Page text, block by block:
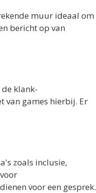
muur ideaal om
bericht op van
klank-
van games hierbij. Er
zoals inclusie,
voor een gesprek.